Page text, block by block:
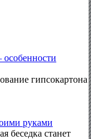
особенности
гипсокартона
руками
беседка станет